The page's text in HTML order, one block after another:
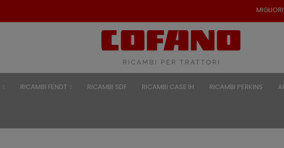
MIGLIORI PREZZI PER
RICAMBI FENDT RICAMBI SDF RICAMBI CASE IH RICAMBI PERKINS